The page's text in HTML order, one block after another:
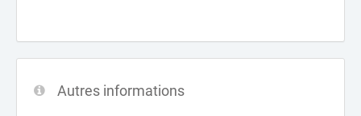
Autres informations